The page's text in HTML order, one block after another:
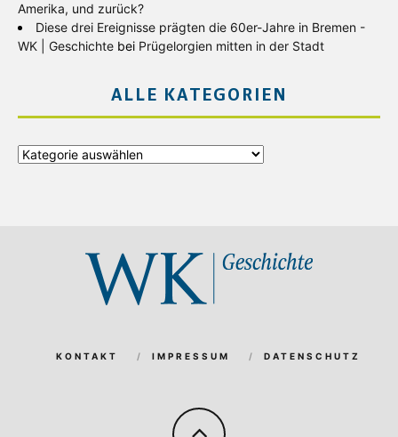
Amerika, und zurück?
Diese drei Ereignisse prägten die 60er-Jahre in Bremen -
WK | Geschichte bei Prügelorgien mitten in der Stadt
ALLE KATEGORIEN
Alle
KONTAKT IMPRESSUM DATENSCHUTZ